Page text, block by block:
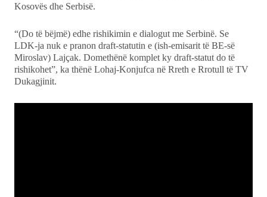
Kosovës dhe Serbisë.
“(Do të bëjmë) edhe rishikimin e dialogut me Serbinë. Se
LDK-ja nuk e pranon draft-statutin e (ish-emisarit të BE-së
Miroslav) Lajçak. Domethënë komplet ky draft-statut do të
rishikohet”, ka thënë Lohaj-Konjufca në Rreth e Rrotull të TV
Dukagjinit.